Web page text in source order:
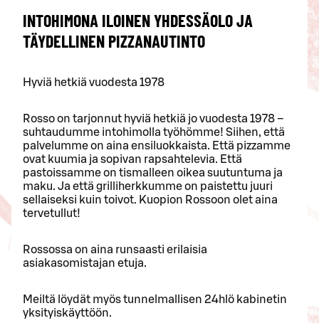
INTOHIMONA ILOINEN YHDESSÄOLO JA
TÄYDELLINEN PIZZANAUTINTO
Hyviä hetkiä vuodesta 1978
Rosso on tarjonnut hyviä hetkiä jo vuodesta 1978 –
suhtaudumme intohimolla työhömme! Siihen, että
palvelumme on aina ensiluokkaista. Että pizzamme
ovat kuumia ja sopivan rapsahtelevia. Että
pastoissamme on tismalleen oikea suutuntuma ja
maku. Ja että grilliherkkumme on paistettu juuri
sellaiseksi kuin toivot. Kuopion Rossoon olet aina
tervetullut!
Rossossa on aina runsaasti erilaisia
asiakasomistajan etuja.
Meiltä löydät myös tunnelmallisen 24hlö kabinetin
yksityiskäyttöön.